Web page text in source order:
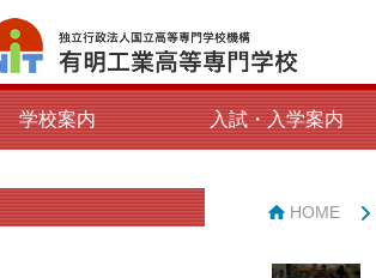
学校案内 入試・入学案内
HOME